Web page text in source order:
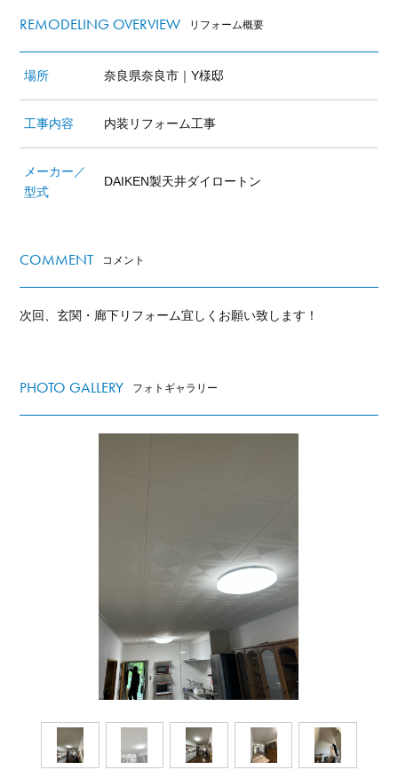
REMODELING OVERVIEW リフォーム概要
場所 奈良県奈良市｜Y様邸
工事内容 内装リフォーム工事
メーカー／
型式
DAIKEN製天井ダイロートン
COMMENT コメント
次回、玄関・廊下リフォーム宜しくお願い致します！
PHOTO GALLERY フォトギャラリー